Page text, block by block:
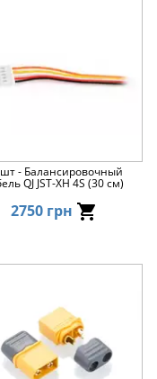
- Балансировочный
QJ JST-XH 4S (30 см)
2750 грн